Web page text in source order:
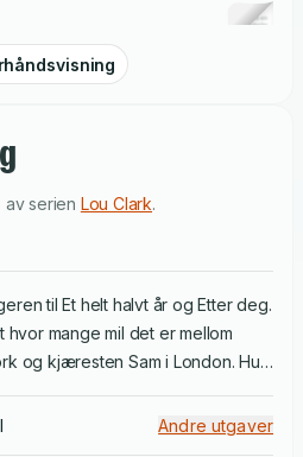
av serien Lou Clark.
til Et helt halvt år og Etter deg.
hvor mange mil det er mellom
og kjæresten Sam i London. Hun
hemmeligheter for ham. Det
Andre utgaver